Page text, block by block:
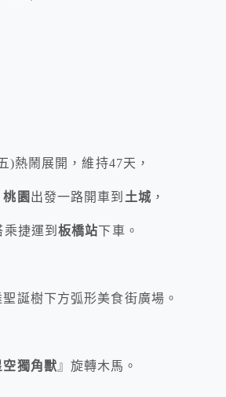
)熱鬧展開，維持47天，
桃園 出發一路開車到 土城 ，
乘捷運到板橋站下車。
誕樹下方弧形美食街廣場。
空獨角獸 』旋轉木馬。